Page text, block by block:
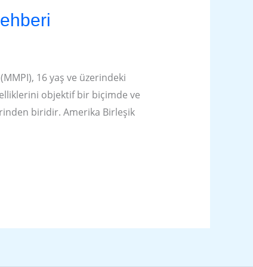
16 yaş ve üzerindeki
objektif bir biçimde ve
biridir. Amerika Birleşik